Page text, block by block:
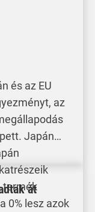
és az EU
az
Japán
termék
0% lesz azok
át